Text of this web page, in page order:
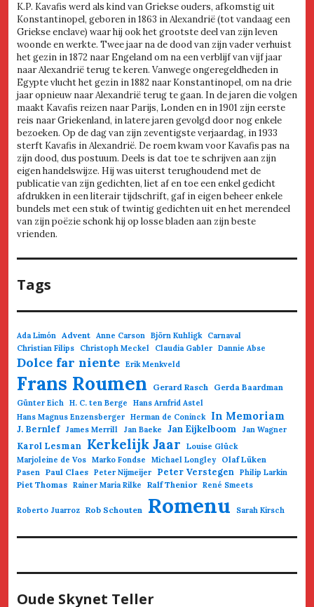
K.P. Kavafis werd als kind van Griekse ouders, afkomstig uit
Konstantinopel, geboren in 1863 in Alexandrië (tot vandaag een
Griekse enclave) waar hij ook het grootste deel van zijn leven
woonde en werkte. Twee jaar na de dood van zijn vader verhuist
het gezin in 1872 naar Engeland om na een verblijf van vijf jaar
naar Alexandrië terug te keren. Vanwege ongeregeldheden in
Egypte vlucht het gezin in 1882 naar Konstantinopel, om na drie
jaar opnieuw naar Alexandrië terug te gaan. In de jaren die volgen
maakt Kavafis reizen naar Parijs, Londen en in 1901 zijn eerste
reis naar Griekenland, in latere jaren gevolgd door nog enkele
bezoeken. Op de dag van zijn zeventigste verjaardag, in 1933
sterft Kavafis in Alexandrië. De roem kwam voor Kavafis pas na
zijn dood, dus postuum. Deels is dat toe te schrijven aan zijn
eigen handelswijze. Hij was uiterst terughoudend met de
publicatie van zijn gedichten, liet af en toe een enkel gedicht
afdrukken in een literair tijdschrift, gaf in eigen beheer enkele
bundels met een stuk of twintig gedichten uit en het merendeel
van zijn poëzie schonk hij op losse bladen aan zijn beste
vrienden.
Tags
Ada Limón Advent Anne Carson Björn Kuhligk
Carnaval
Christian Filips
Christoph Meckel Claudia Gabler Dannie Abse
Dolce far niente Erik Menkveld
Frans Roumen Gerard Rasch Gerda Baardman
Günter Eich H. C. ten Berge
Hans Arnfrid Astel
Hans Magnus Enzensberger Herman de Coninck In Memoriam
J. Bernlef James Merrill Jan Baeke Jan Eijkelboom Jan Wagner
Karol Lesman Kerkelijk Jaar
Louise Glück
Marjoleine de Vos Marko Fondse Michael Longley Olaf Lüken
Pasen Paul Claes Peter Nijmeijer Peter Verstegen Philip Larkin
Piet Thomas Rainer Maria Rilke Ralf Thenior René Smeets
Roberto Juarroz Rob Schouten Romenu Sarah Kirsch
Oude Skynet Teller